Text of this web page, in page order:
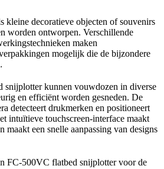
kleine decoratieve objecten of souvenirs
worden ontworpen. Verschillende
maken
mogelijk die de bijzondere
snijplotter kunnen vouwdozen in diverse
en efficiënt worden gesneden. De
detecteert drukmerken en positioneert
intuïtieve touchscreen-interface maakt
maakt een snelle aanpassing van designs
FC-500VC flatbed snijplotter voor de